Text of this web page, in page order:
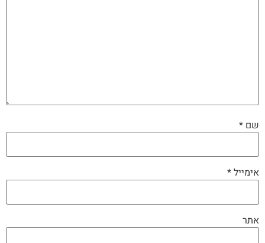
שם *
אימייל*
אתר